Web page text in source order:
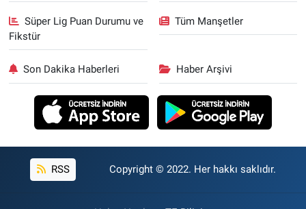
Süper Lig Puan Durumu ve
Fikstür
Tüm Manşetler
Son Dakika Haberleri Haber Arşivi
RSS Copyright © 2022. Her hakkı saklıdır.